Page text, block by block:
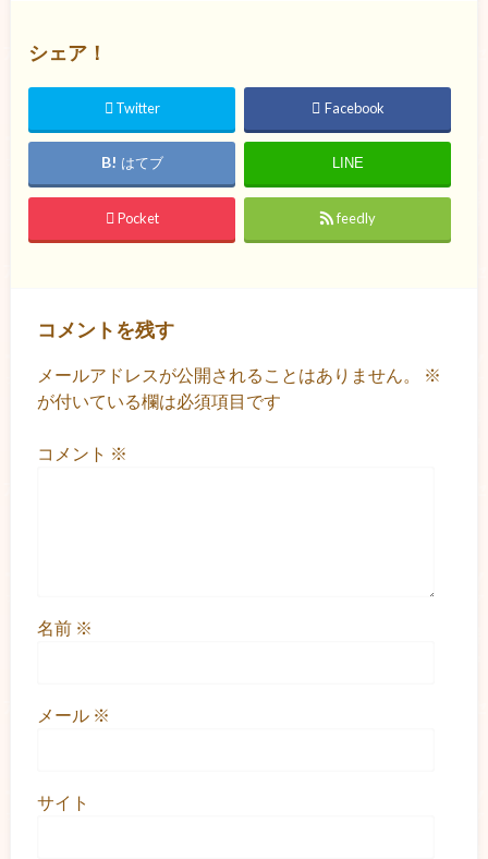
シェア！
Twitter Facebook
はてブ LINE
Pocket feedly
コメントを残す
メールアドレスが公開されることはありません。
※
が付いている欄は必須項目です
コメント ※
名前 ※
メール ※
サイト